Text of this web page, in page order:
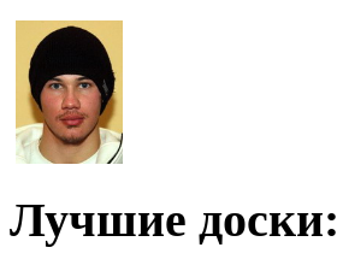
Лучшие доски: